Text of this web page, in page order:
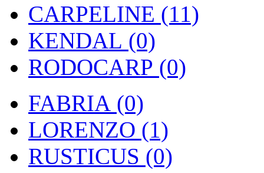
CARPELINE (11)
KENDAL (0)
RODOCARP (0)
FABRIA (0)
LORENZO (1)
RUSTICUS (0)